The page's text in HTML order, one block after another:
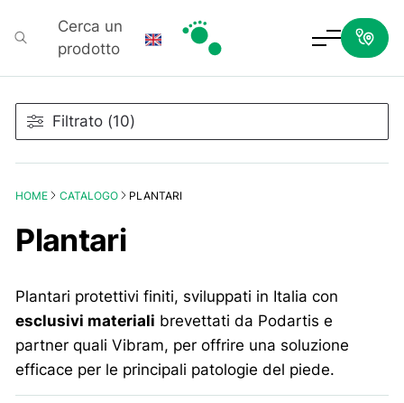
Cerca un
prodotto
HOME CATALOGO PLANTARI
Plantari
Plantari protettivi finiti, sviluppati in Italia con
esclusivi materiali brevettati da Podartis e
partner quali Vibram, per offrire una soluzione
efficace per le principali patologie del piede.
Filtrato (10)